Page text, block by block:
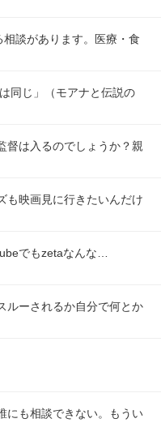
談があります。医療・食
同じ」（モアナと伝説の
督は入るのでしょうか？親
も映画見に行きたいんだけ
でもzetaなんな…
ルーされるか自分で何とか
にも相談できない。もうい